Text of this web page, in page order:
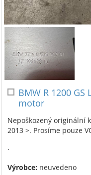
BMW R 1200
motor
Nepoškozený originální
2013 >. Prosíme pouze
.
Výrobce: neuvedeno